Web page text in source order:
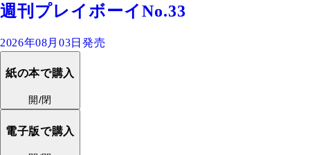
週刊プレイボーイNo.33
2026年08月03日発売
紙の本で購入
開/閉
電子版で購入